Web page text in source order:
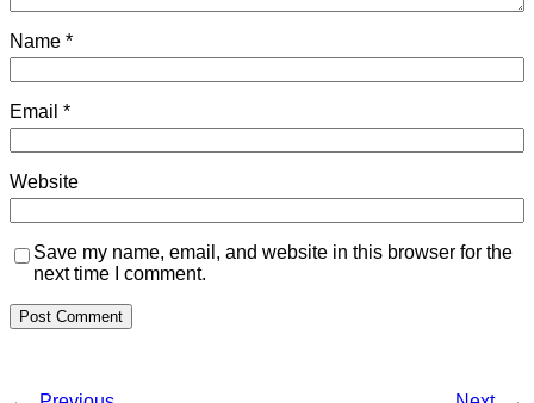
Name *
Email *
Website
Save my name, email, and website in this browser for the
next time I comment.